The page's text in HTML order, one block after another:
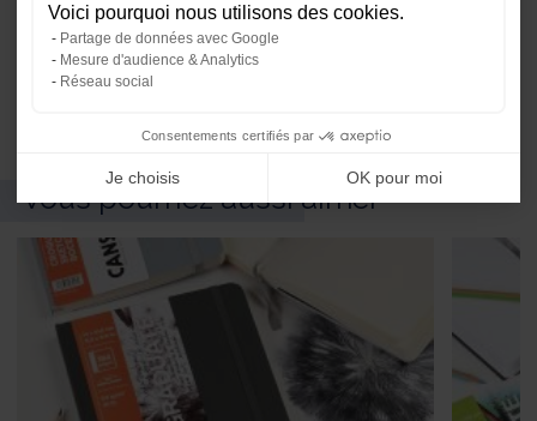
Vous pourriez aussi aimer
Voici pourquoi nous utilisons des cookies.
Partage de données avec Google
Mesure d'audience & Analytics
Réseau social
Consentements certifiés par
Je choisis OK pour moi
Notre plateforme vous permet